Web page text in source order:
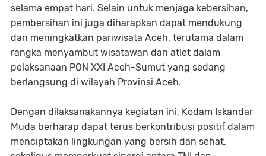
selama empat hari. Selain untuk menjaga kebersihan,
pembersihan ini juga diharapkan dapat mendukung
dan meningkatkan pariwisata Aceh, terutama dalam
rangka menyambut wisatawan dan atlet dalam
pelaksanaan PON XXI Aceh-Sumut yang sedang
berlangsung di wilayah Provinsi Aceh.
Dengan dilaksanakannya kegiatan ini, Kodam Iskandar
Muda berharap dapat terus berkontribusi positif dalam
menciptakan lingkungan yang bersih dan sehat,